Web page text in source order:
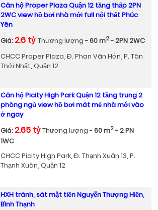
Căn hộ Proper Plaza Quận 12 tầng thấp 2PN
2WC view hồ bơi nhà mới full nội thất Phúc
Yên
Giá:2.6 tỷ Thương lượng- 60 m2- 2PN 2WC
CHCC Proper Plaza, Đ. Phan Văn Hớn, P. Tân
Thới Nhất, Quận 12
Căn hộ Picity High Park Quận 12 tầng trung 2
phòng ngủ view hồ bơi mát mẻ nhà mới vào
ở ngay
Giá:2.65 tỷThương lượng - 60 m2- 2 PN
1WC
CHCC Picity High Park, Đ. Thạnh Xuân 13, P.
Thạnh Xuân, Quận 12
HXH tránh, sát mặt tiền Nguyễn Thượng Hiền,
Bình Thạnh